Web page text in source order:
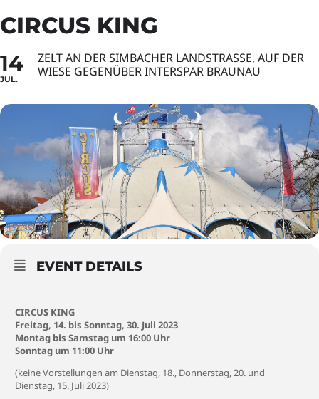
CIRCUS KING
14
JUL.
ZELT AN DER SIMBACHER LANDSTRASSE, AUF DER W
IESE GEGENÜBER INTERSPAR BRAUNAU
EVENT DETAILS
CIRCUS KING
Freitag, 14. bis Sonntag, 30. Juli 2023
Montag bis Samstag um 16:00 Uhr
Sonntag um 11:00 Uhr
(keine Vorstellungen am Dienstag, 18., Donnerstag, 20. und
Dienstag, 15. Juli 2023)